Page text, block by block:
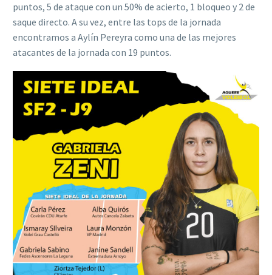
puntos, 5 de ataque con un 50% de acierto, 1 bloqueo y 2 de
saque directo. A su vez, entre las tops de la jornada
encontramos a Aylín Pereyra como una de las mejores
atacantes de la jornada con 19 puntos.